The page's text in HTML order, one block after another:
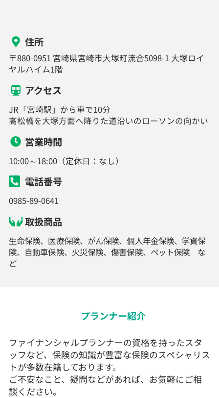
住所
〒880-0951 宮崎県宮崎市大塚町流合5098-1 大塚ロイ
ヤルハイム1階
アクセス
JR「宮崎駅」から車で10分
高松橋を大塚方面へ降りた道沿いのローソンの向かい
営業時間
10:00～18:00（定休日：なし）
電話番号
0985-89-0641
取扱商品
生命保険、医療保険、がん保険、個人年金保険、学資保
険、自動車保険、火災保険、傷害保険、ペット保険 な
ど
プランナー紹介
ファイナンシャルプランナーの資格を持ったスタ
ッフなど、保険の知識が豊富な保険のスペシャリス
トが多数在籍しております。
ご不安なこと、疑問などがあれば、お気軽にご相
談ください。